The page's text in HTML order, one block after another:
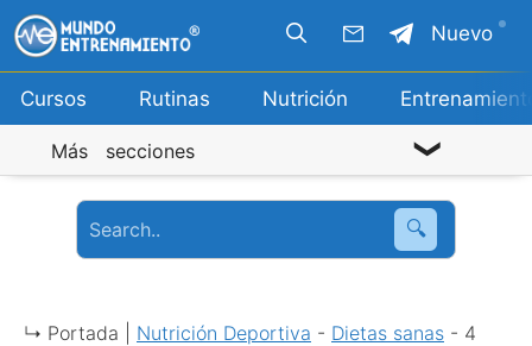
Saltar
al
contenido
Cursos Rutinas Nutrición
Nuevo
Más secciones
🔍
↳ Portada | Nutrición Deportiva - Dietas sanas - 4